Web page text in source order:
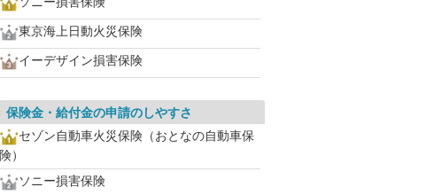
東京海上日動火災保険
イーデザイン損害保険
保険金・給付金の申請のしやすさ
セゾン自動車火災保険（おとなの自動車保
険）
ソニー損害保険